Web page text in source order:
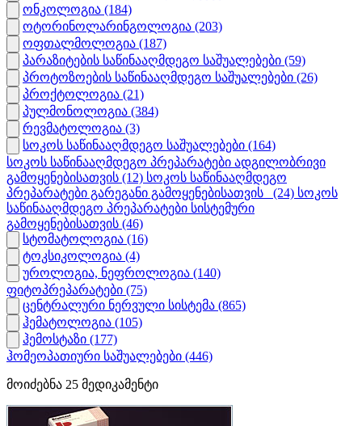
ონკოლოგია (184)
ოტორინოლარინგოლოგია (203)
ოფთალმოლოგია (187)
პარაზიტების საწინააღმდეგო საშუალებები (59)
პროტოზოების საწინააღმდეგო საშუალებები (26)
პროქტოლოგია (21)
პულმონოლოგია (384)
რევმატოლოგია (3)
სოკოს საწინააღმდეგო საშუალებები (164)
სოკოს საწინააღმდეგო პრეპარატები ადგილობრივი
გამოყენებისათვის (12) სოკოს საწინააღმდეგო
პრეპარატები გარეგანი გამოყენებისათვის_ (24) სოკოს
საწინააღმდეგო პრეპარატები სისტემური
გამოყენებისათვის (46)
სტომატოლოგია (16)
ტოკსიკოლოგია (4)
უროლოგია, ნეფროლოგია (140)
ფიტოპრეპარატები (75)
ცენტრალური ნერვული სისტემა (865)
ჰემატოლოგია (105)
ჰემოსტაზი (177)
ჰომეოპათიური საშუალებები (446)
მოიძებნა 25 მედიკამენტი